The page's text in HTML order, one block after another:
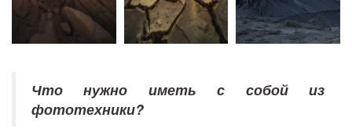
Что нужно иметь с собой из
фототехники?